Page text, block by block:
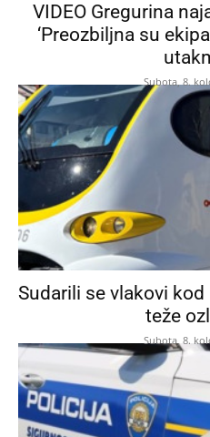
VIDEO Gregurina
‘Preozbiljna su
Subota, 8.
Sudarili se vlakovi
teže
Subota, 8.